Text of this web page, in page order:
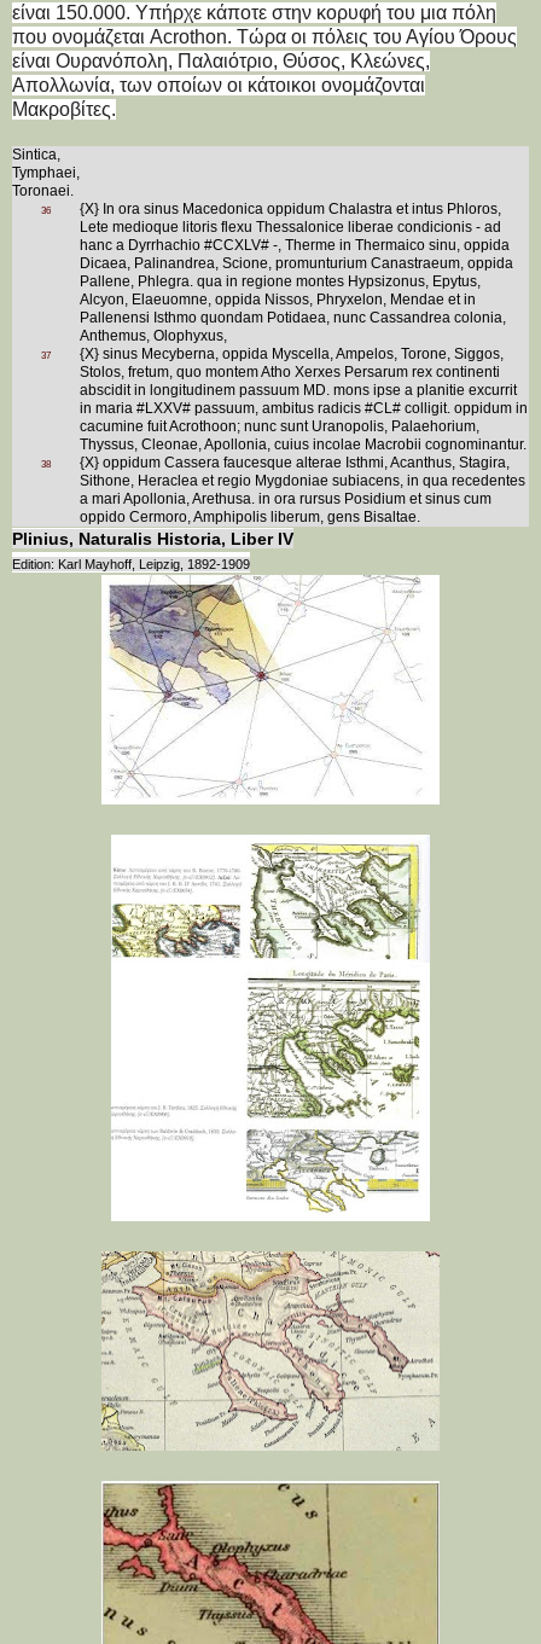
είναι 150.000. Υπήρχε κάποτε στην κορυφή του μια πόλη
που ονομάζεται Acrothon. Τώρα οι πόλεις του Αγίου Όρους
είναι Ουρανόπολη, Παλαιότριο, Θύσος, Κλεώνες,
Απολλωνία, των οποίων οι κάτοικοι ονομάζονται
Μακροβίτες.
Sintica,
Tymphaei,
Toronaei.
36
{X} In ora sinus Macedonica oppidum Chalastra et intus Phloros,
Lete medioque litoris flexu Thessalonice liberae condicionis - ad
hanc a Dyrrhachio #CCXLV# -, Therme in Thermaico sinu, oppida
Dicaea, Palinandrea, Scione, promunturium Canastraeum, oppida
Pallene, Phlegra. qua in regione montes Hypsizonus, Epytus,
Alcyon, Elaeuomne, oppida Nissos, Phryxelon, Mendae et in
Pallenensi Isthmo quondam Potidaea, nunc Cassandrea colonia,
Anthemus, Olophyxus,
37
{X} sinus Mecyberna, oppida Myscella, Ampelos, Torone, Siggos,
Stolos, fretum, quo montem Atho Xerxes Persarum rex continenti
abscidit in longitudinem passuum MD. mons ipse a planitie excurrit
in maria #LXXV# passuum, ambitus radicis #CL# colligit. oppidum in
cacumine fuit Acrothoon; nunc sunt Uranopolis, Palaehorium,
Thyssus, Cleonae, Apollonia, cuius incolae Macrobii cognominantur.
38
{X} oppidum Cassera faucesque alterae Isthmi, Acanthus, Stagira,
Sithone, Heraclea et regio Mygdoniae subiacens, in qua recedentes
a mari Apollonia, Arethusa. in ora rursus Posidium et sinus cum
oppido Cermoro, Amphipolis liberum, gens Bisaltae.
Plinius, Naturalis Historia, Liber IV
Edition: Karl Mayhoff, Leipzig, 1892-1909